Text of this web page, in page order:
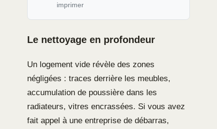
imprimer
Le nettoyage en profondeur
Un logement vide révèle des zones
négligées : traces derrière les meubles,
accumulation de poussière dans les
radiateurs, vitres encrassées. Si vous avez
fait appel à une entreprise de débarras,